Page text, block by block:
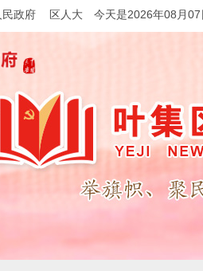
政府 区人大 今天是2026年08月07